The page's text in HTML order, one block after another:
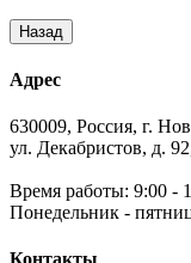
Адрес
630009, Россия, г.
ул. Декабристов, д.
Время работы: 9:00 -
Понедельник -